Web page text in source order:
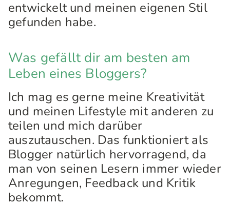
entwickelt und meinen eigenen Stil
gefunden habe.
Was gefällt dir am besten am
Leben eines Bloggers?
Ich mag es gerne meine Kreativität
und meinen Lifestyle mit anderen zu
teilen und mich darüber
auszutauschen. Das funktioniert als
Blogger natürlich hervorragend, da
man von seinen Lesern immer wieder
Anregungen, Feedback und Kritik
bekommt.